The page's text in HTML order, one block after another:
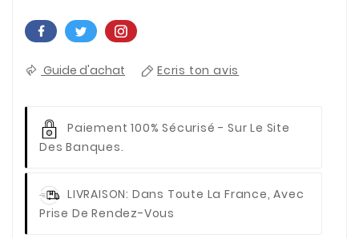
Guide d'achat Ecris ton avis
Paiement 100% Sécurisé - Sur Le Site
Des Banques.
LIVRAISON: Dans Toute La France, Avec
Prise De Rendez-Vous